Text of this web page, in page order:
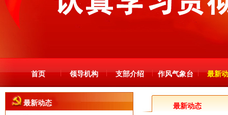
首页 领导机构 支部介绍 作风气象台 最新
最新动态 最新动态